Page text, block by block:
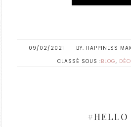
09/02/2021 HAPPINESS
CLASSÉ SOUS :BLOG,
#HELLO